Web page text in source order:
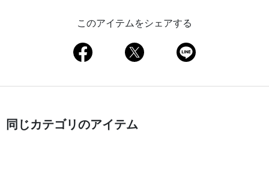
このアイテムをシェアする
同じカテゴリのアイテム